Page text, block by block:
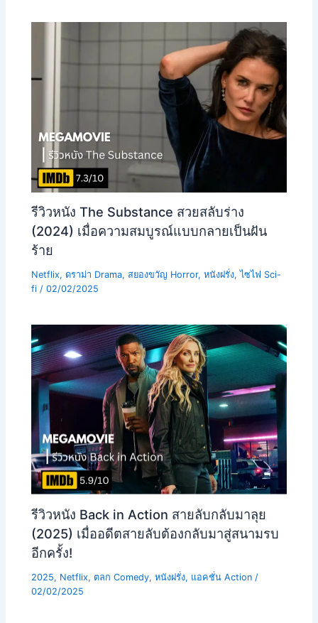
รีวิวหนัง The Substance สวยสลับร่าง
(2024) เมื่อความสมบูรณ์แบบกลายเป็นฝัน
ร้าย
Netflix,ดราม่า Drama,สยองขวัญ Horror,หนังฝรั่ง,ไซไฟ Sci-
fi /02/02/2025
รีวิวหนัง Back in Action สายลับกลับมาลุย
(2025) เมื่ออดีตสายลับต้องกลับมาสู่สนามรบ
อีกครั้ง!
2025, Netflix, ตลก Comedy,หนังฝรั่ง, แอคชั่น Action /
02/02/2025